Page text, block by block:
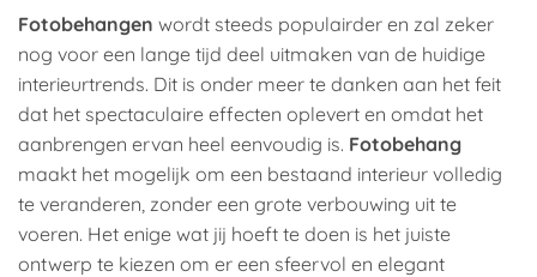
Fotobehangen wordt steeds populairder en zal zeker
nog voor een lange tijd deel uitmaken van de huidige
interieurtrends. Dit is onder meer te danken aan het feit
dat het spectaculaire effecten oplevert en omdat het
aanbrengen ervan heel eenvoudig is. Fotobehang
maakt het mogelijk om een bestaand interieur volledig
te veranderen, zonder een grote verbouwing uit te
voeren. Het enige wat jij hoeft te doen is het juiste
ontwerp te kiezen om er een sfeervol en elegant